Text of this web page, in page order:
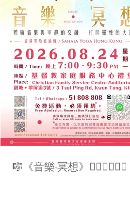
🎼《⾳樂·冥想》🧘🏻‍♀️🧘🏻‍♂️